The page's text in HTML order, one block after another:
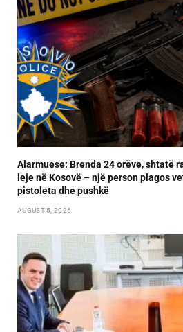
Alarmuese: Brenda 24 orëve, shtatë
leje në Kosovë – një person plagos
pistoleta dhe pushkë
AUGUST 5, 2026